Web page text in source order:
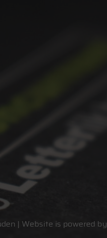
| Website is powered by